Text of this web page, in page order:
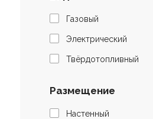
Газовый
Электрический
Твёрдотопливный
Размещение
Настенный